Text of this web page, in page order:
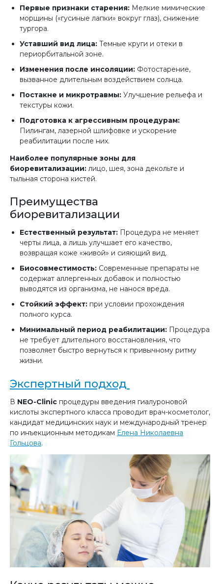
Первые признаки старения: Мелкие мимические
морщины («гусиные лапки» вокруг глаз), снижение
тургора.
Уставший вид лица: Темные круги и отеки в
периорбитальной зоне.
Изменения после инсоляции: Фотостарение,
вызванное длительным воздействием солнца.
Постакне и микротравмы: Улучшение рельефа и
текстуры кожи.
Подготовка к агрессивным процедурам:
Пилингам, лазерной шлифовке и ускорение
реабилитации после них.
Наиболее популярные зоны для
биоревитализации: лицо, шея, зона декольте и
тыльная сторона кистей.
Преимущества
биоревитализации
Естественный результат: Процедура не меняет
черты лица, а лишь улучшает его качество,
возвращая коже «живой» и сияющий вид.
Биосовместимость: Современные препараты не
содержат аллергенных добавок и полностью
выводятся из организма, не нанося вреда.
Стойкий эффект: при условии прохождения
полного курса.
Минимальный период реабилитации: Процедура
не требует длительного восстановления, что
позволяет быстро вернуться к привычному ритму
жизни.
Экспертный подход
В NEO-Clinic процедуры введения гиалуроновой
кислоты экспертного класса проводит врач-косметолог,
кандидат медицинских наук и международный тренер
по инъекционным методикам Елена Николаевна
Гольцова.